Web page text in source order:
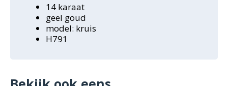
14 karaat
geel goud
model: kruis
H791